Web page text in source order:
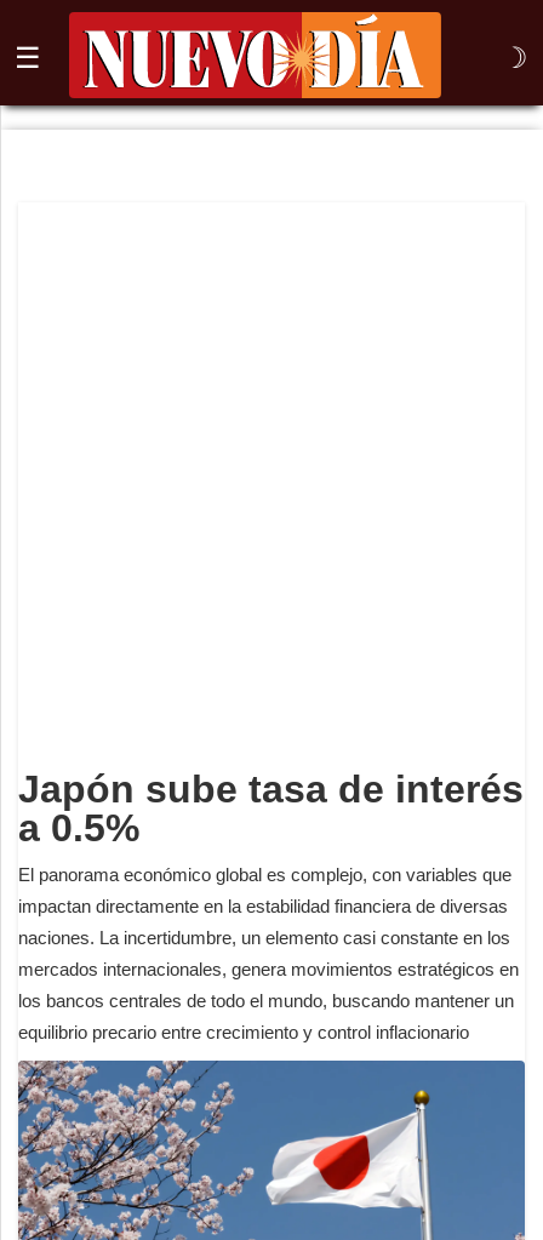
☰ ☽
⌕
Japón sube tasa de interés
a 0.5%
El panorama económico global es complejo, con variables que
impactan directamente en la estabilidad financiera de diversas
naciones. La incertidumbre, un elemento casi constante en los
mercados internacionales, genera movimientos estratégicos en
los bancos centrales de todo el mundo, buscando mantener un
equilibrio precario entre crecimiento y control inflacionario